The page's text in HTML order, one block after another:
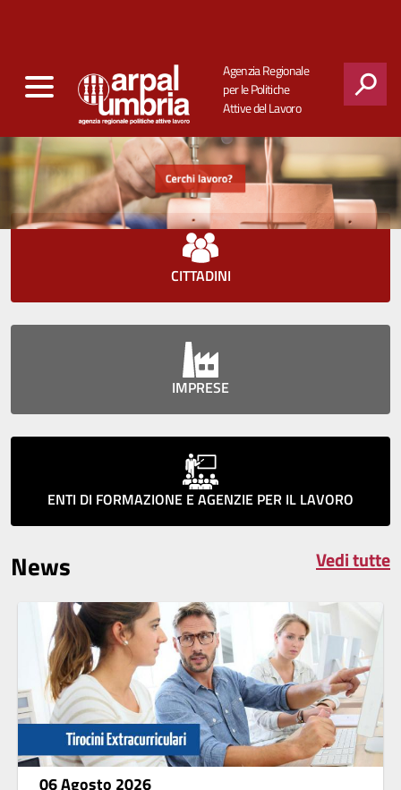
Agenzia Regionale
per le Politiche
Attive del Lavoro
CITTADINI
IMPRESE
ENTI DI FORMAZIONE E AGENZIE PER IL LAVORO
News Vedi tutte
06 Agosto 2026